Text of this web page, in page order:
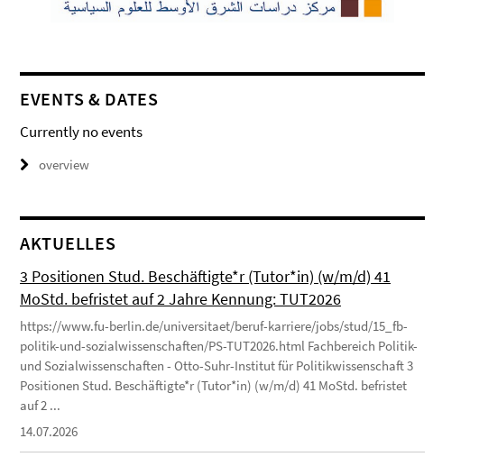
EVENTS & DATES
Currently no events
overview
AKTUELLES
3 Positionen Stud. Beschäftigte*r (Tutor*in) (w/m/d) 41
MoStd. befristet auf 2 Jahre Kennung: TUT2026
https://www.fu-berlin.de/universitaet/beruf-karriere/jobs/stud/15_fb-
politik-und-sozialwissenschaften/PS-TUT2026.html Fachbereich Politik-
und Sozialwissenschaften - Otto-Suhr-Institut für Politikwissenschaft 3
Positionen Stud. Beschäftigte*r (Tutor*in) (w/m/d) 41 MoStd. befristet
auf 2 ...
14.07.2026